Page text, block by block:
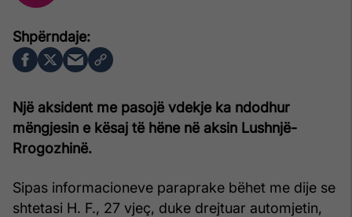
Një aksident me pasojë vdekje ka ndodhur
mëngjesin e kësaj të hëne në aksin Lushnjë-
Rrogozhinë.
Sipas informacioneve paraprake bëhet me dije se
shtetasi H. F., 27 vjeç, duke drejtuar automjetin,